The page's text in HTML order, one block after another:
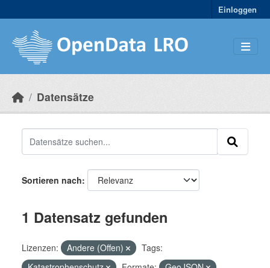
Einloggen
Datensätze
Sortieren nach
1 Datensatz gefunden
Lizenzen: Andere (Offen)
Tags: